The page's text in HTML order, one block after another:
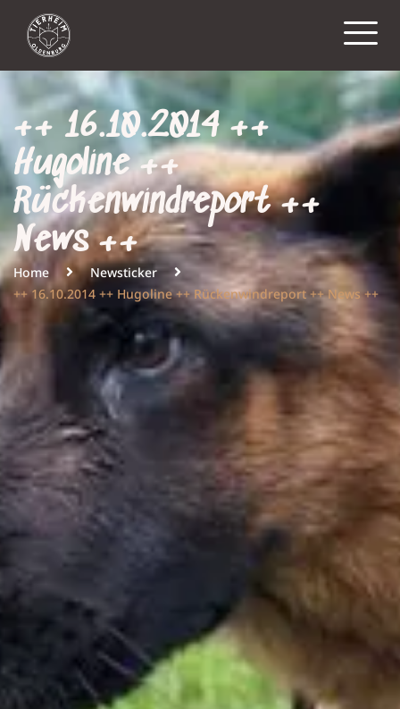
++ 16.10.2014 ++
Hugoline ++
Rückenwindreport ++
News ++
Home
Newsticker
++ 16.10.2014 ++ Hugoline ++ Rückenwindreport ++ News ++